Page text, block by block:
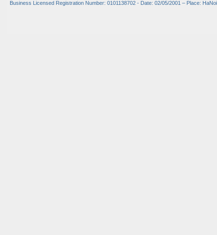
Business Licensed Registration Number: 0101138702 - Date: 02/05/2001 – Place: